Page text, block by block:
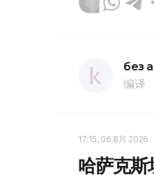
без
编译
17:15, 06 8月 2026
哈萨克斯